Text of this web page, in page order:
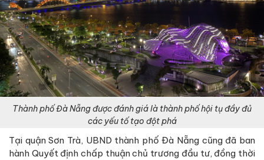
Thành phố Đà Nẵng được đánh giá là thành phố hội tụ đầy đủ
các yếu tố tạo đột phá
Tại quận Sơn Trà, UBND thành phố Đà Nẵng cũng đã ban
hành Quyết định chấp thuận chủ trương đầu tư, đồng thời